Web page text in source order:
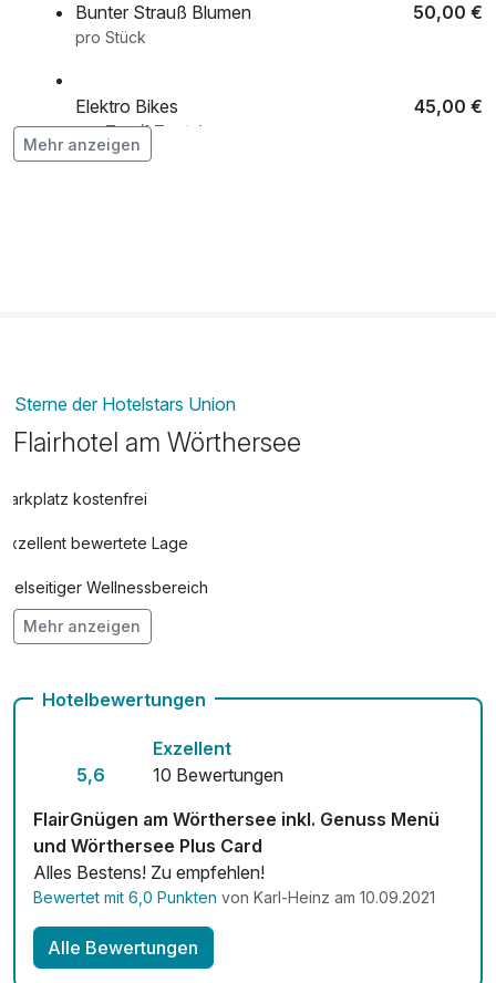
• Hirter Brauerei Führung
• Schokoladengenuss bei Craigher
• Stadtführungen durch Klagenfurt
• Alpaka-Spaziergang erleben
• Trampolinspaß im Jump Dome
Bunter Strauß Blumen 50,00 €
pro Stück
Elektro Bikes 45,00 €
pro Tag (1 Tag/e)
Mehr anzeigen
Sterne der Hotelstars Union
Flairhotel am Wörthersee
Parkplatz kostenfrei
Exzellent bewertete Lage
Vielseitiger Wellnessbereich
Hunde im Hotel erlaubt für 20,00 € pro Stück / Nacht
Kostenloses W-LAN
Zimmerservice verfügbar
Mit Hotelbar
Mehr anzeigen
Hotelbewertungen
5,6
Exzellent
10 Bewertungen
FlairGnügen am Wörthersee inkl. Genuss Menü
und Wörthersee Plus Card
Alles Bestens! Zu empfehlen!
Bewertet mit 6,0 Punkten von Karl-Heinz am 10.09.2021
Alle Bewertungen